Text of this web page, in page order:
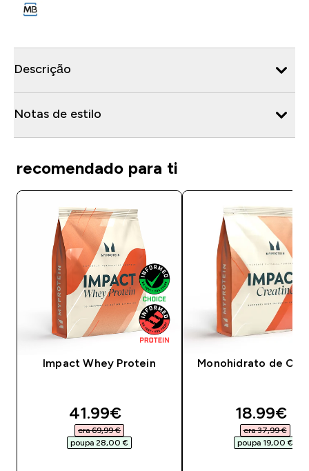
Descrição
Notas de estilo
recomendado para ti
Impact Whey Protein
discounted price
41.99€‎
era 69,99 €‎
poupa 28,00 €‎
Monohidrato de
18.99€‎
era 37,99 €‎
poupa 19,00 €‎